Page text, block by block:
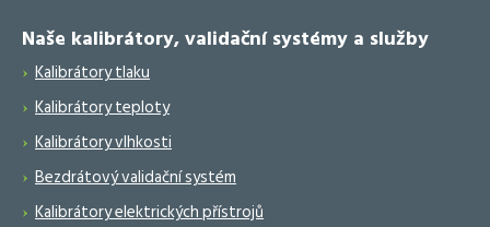
Naše kalibrátory, validační systémy a služby
Kalibrátory tlaku
Kalibrátory teploty
Kalibrátory vlhkosti
Bezdrátový validační systém
Kalibrátory elektrických přístrojů